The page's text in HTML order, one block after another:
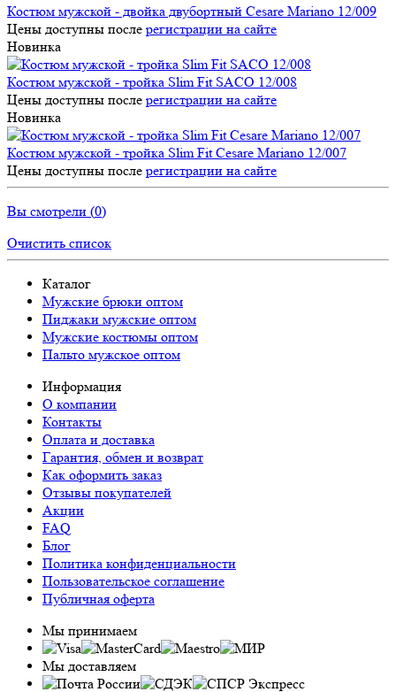
Костюм мужской - двойка двубортный Cesare Mariano 12/009
Цены доступны после регистрации на сайте
Новинка
Костюм мужской - тройка Slim Fit SACO 12/008
Цены доступны после регистрации на сайте
Новинка
Костюм мужской - тройка Slim Fit Cesare Mariano 12/007
Цены доступны после регистрации на сайте
Вы смотрели (0)
Очистить список
Каталог
Мужские брюки оптом
Пиджаки мужские оптом
Мужские костюмы оптом
Пальто мужское оптом
Информация
О компании
Контакты
Оплата и доставка
Гарантия, обмен и возврат
Как оформить заказ
Отзывы покупателей
Акции
FAQ
Блог
Политика конфиденциальности
Пользовательское соглашение
Публичная оферта
Мы принимаем
Мы доставляем